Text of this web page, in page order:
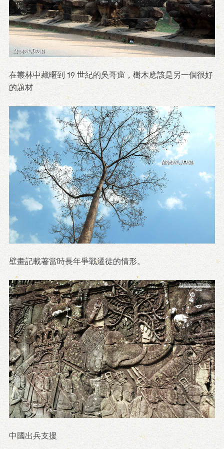
在叢林中藏暱到 19 世紀的吳哥窟，樹木應該是另一個很好
的題材
壁畫記載著當時長年爭戰遷徒的情形。
中國出兵支援